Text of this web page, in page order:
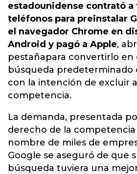
estadounidense contrató
teléfonos para preinstalar
el navegador Chrome en
Android y pagó a Apple,
pestañapara convertirlo en
búsqueda predeterminado
con la intención de excluir
competencia.
La demanda, presentada
derecho de la
nombre de miles de
Google se aseguró de que
búsqueda tuviera una